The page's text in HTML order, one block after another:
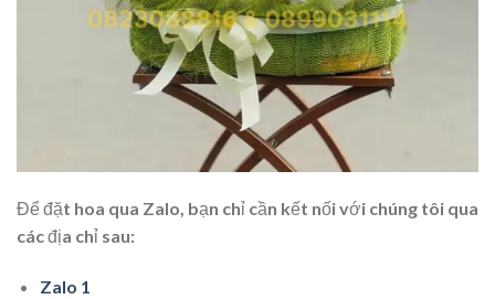
Để đặt hoa qua Zalo, bạn chỉ cần kết nối với chúng tôi qua
các địa chỉ sau:
Zalo 1